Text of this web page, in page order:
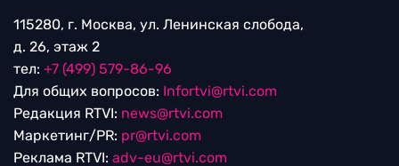
115280, г. Москва, ул. Ленинская слобода,
д. 26, этаж 2
тел: +7 (499) 579-86-96
Для общих вопросов: Infortvi@rtvi.com
Редакция RTVI: news@rtvi.com
Маркетинг/PR: pr@rtvi.com
Реклама RTVI: adv-eu@rtvi.com